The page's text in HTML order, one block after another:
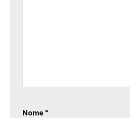
Nome*